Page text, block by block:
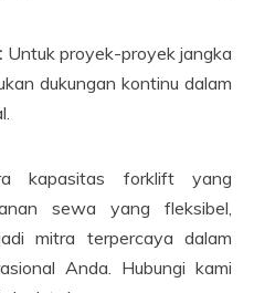
Untuk proyek-proyek jangka
dukungan kontinu dalam
kapasitas forklift yang
sewa yang fleksibel,
mitra terpercaya dalam
Anda. Hubungi kami